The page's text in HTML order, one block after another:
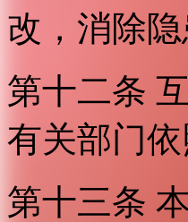
改，消除隐
第十二条
有关部门
第十三条